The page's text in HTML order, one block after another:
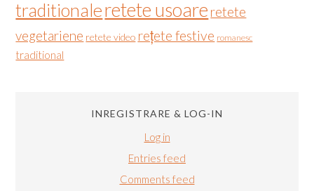
traditionaleretete usoare retete
vegetariene retete video rețete festive romanesc
traditional
INREGISTRARE & LOG-IN
Log in
Entries feed
Comments feed